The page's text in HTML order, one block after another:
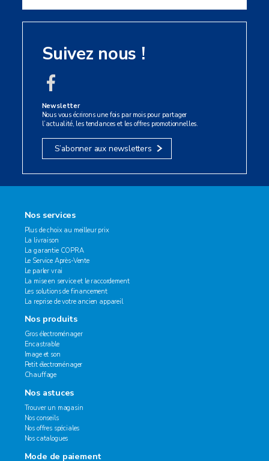
Suivez nous !
Newsletter
Nous vous écrirons une fois par mois pour partager
l’actualité, les tendances et les offres promotionnelles.
S’abonner aux newsletters
Nos services
Plus de choix au meilleur prix
La livraison
La garantie COPRA
Le Service Après-Vente
Le parler vrai
La mise en service et le raccordement
Les solutions de financement
La reprise de votre ancien appareil
Nos produits
Gros électroménager
Encastrable
Image et son
Petit électroménager
Chauffage
Nos astuces
Trouver un magasin
Nos conseils
Nos offres spéciales
Nos catalogues
Mode de paiement